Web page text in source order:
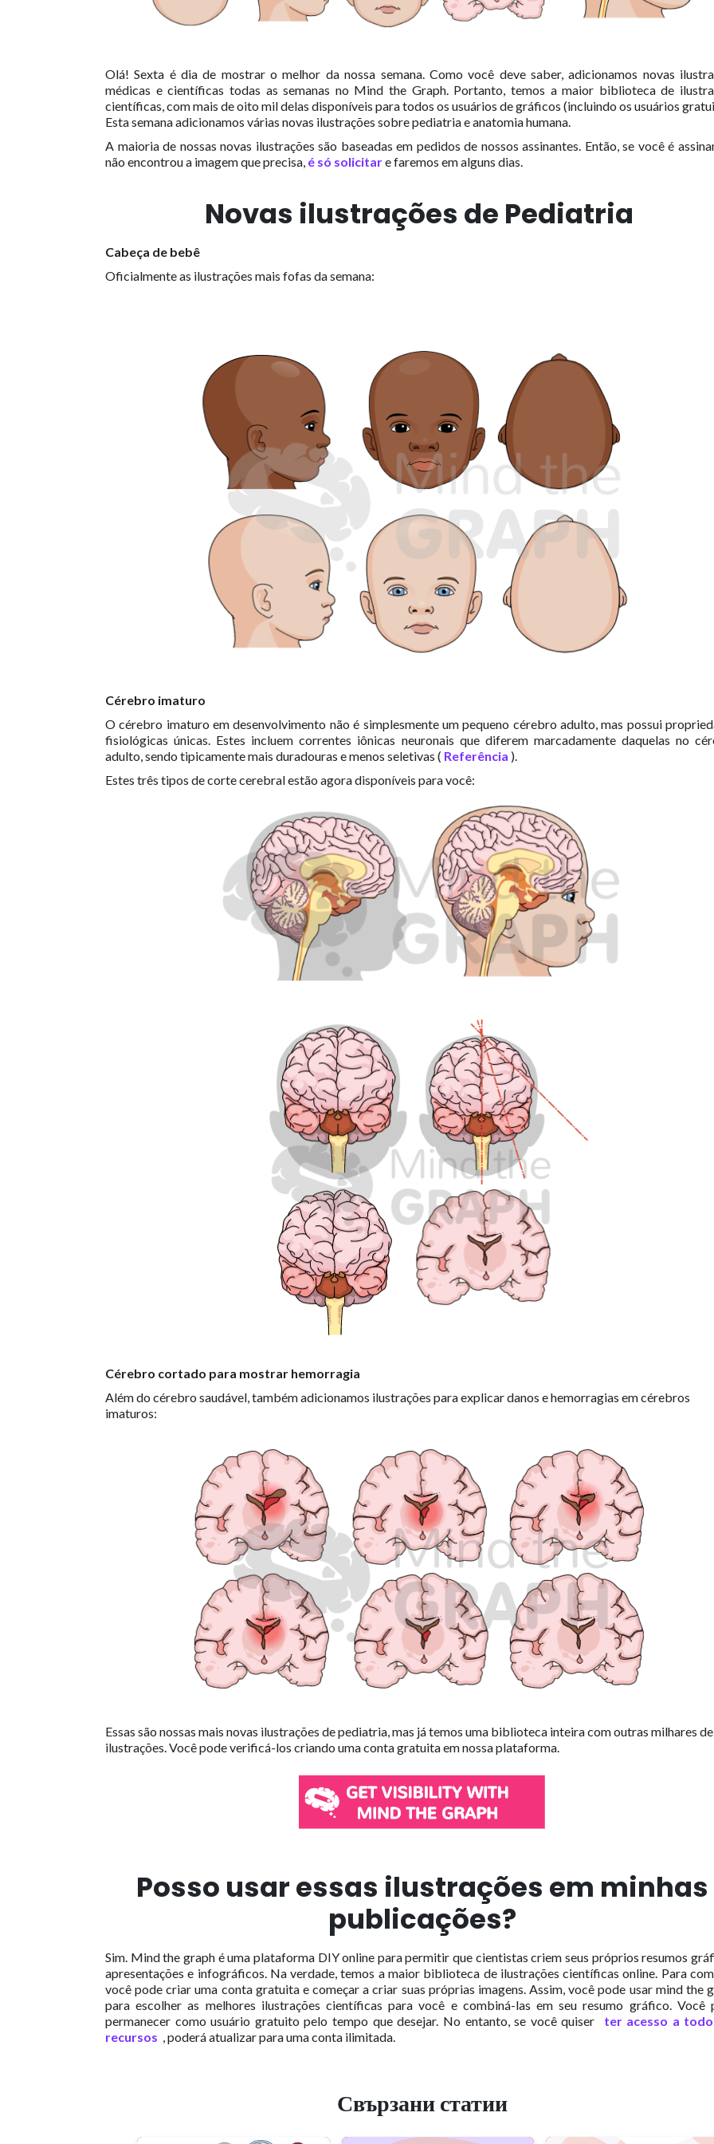
Olá!Sexta é dia de mostrar o melhor da nossa semana. Como você deve saber, adicionamos novas
médicas e científicas todas as semanas no Mind the Graph. Portanto, temos a maior biblioteca de
científicas, com mais de oito mil delas disponíveis para todos os usuários de gráficos (incluindo os usuários
Esta semana adicionamos várias novas ilustrações sobre pediatria e anatomia humana.
A maioria de nossas novas ilustrações são baseadas em pedidos de nossos assinantes. Então, se você é
não encontrou a imagem que precisa, é só solicitare faremos em alguns dias.
Novas ilustrações de Pediatria
Cabeça de bebê
Oficialmente as ilustrações mais fofas da semana:
Cérebro imaturo
O cérebro imaturo em desenvolvimento não é simplesmente um pequeno cérebro adulto, mas possui
fisiológicas únicas. Estes incluem correntes iônicas neuronais que diferem marcadamente daquelas no
adulto, sendo tipicamente mais duradouras e menos seletivas ( Referência ).
Estes três tipos de corte cerebral estão agora disponíveis para você:
Cérebro cortado para mostrar hemorragia
Além do cérebro saudável, também adicionamos ilustrações para explicar danos e hemorragias em cérebros
imaturos:
Essas são nossas mais novas ilustrações de pediatria, mas já temos uma biblioteca inteira com outras milhares de
ilustrações.Você pode verificá-los criando uma conta gratuita em nossa plataforma.
Posso usar essas ilustrações em minhas
publicações?
Sim. Mind the graph é uma plataforma DIY online para permitir que cientistas criem seus próprios resumos
apresentações e infográficos. Na verdade, temos a maior biblioteca de ilustrações científicas online. Para
você pode criar uma conta gratuita e começar a criar suas próprias imagens.Assim, você pode usar mind the
para escolher as melhores ilustrações científicas para você e combiná-las em seu resumo gráfico. Você
permanecer como usuário gratuito pelo tempo que desejar. No entanto, se você quiser
ter acesso a
recursos , poderá atualizar para uma conta ilimitada.
Свързани статии